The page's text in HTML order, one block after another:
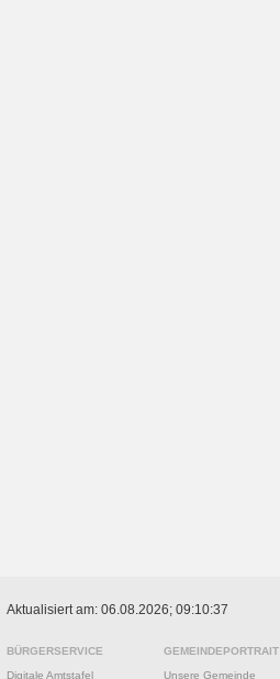
Aktualisiert am: 06.08.2026; 09:10:37
BÜRGERSERVICE
Digitale Amtstafel
GEMEINDEPORTRAIT
Unsere Gemeinde